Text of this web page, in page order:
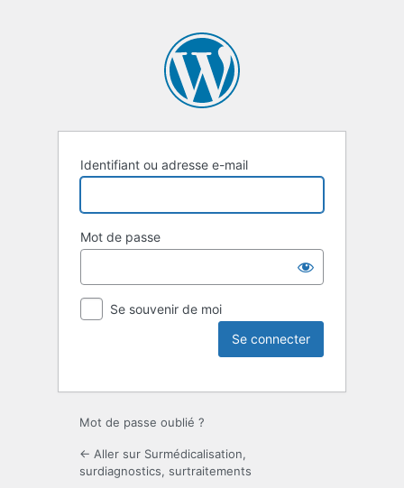
Identifiant ou adresse e-mail
Mot de passe
Se souvenir de moi
Mot de passe oublié ?
← Aller sur Surmédicalisation,
surdiagnostics, surtraitements